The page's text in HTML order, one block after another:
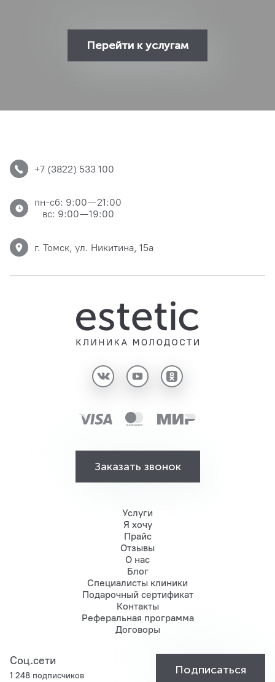
Перейти к услугам
+7 (3822) 533 100
пн-сб: 9:00 — 21:00
вс: 9:00 — 19:00
г. Томск, ул. Никитина, 15а
Заказать звонок
Соц.сети
1 248 подписчиков Подписаться
Услуги
Я хочу
Прайс
Отзывы
О нас
Блог
Специалисты клиники
Подарочный сертификат
Контакты
Реферальная программа
Договоры